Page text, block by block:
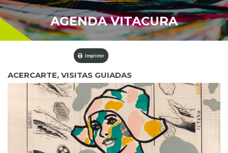
AGENDA VITACURA
Imprimir
ACERCARTE, VISITAS GUIADAS